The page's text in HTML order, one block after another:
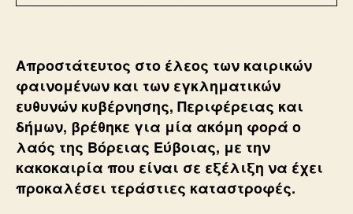
Απροστάτευτος στο έλεος των καιρικών
φαινομένων και των εγκληματικών
ευθυνών κυβέρνησης, Περιφέρειας και
δήμων, βρέθηκε για μία ακόμη φορά ο
λαός της Βόρειας Εύβοιας, με την
κακοκαιρία που είναι σε εξέλιξη να έχει
προκαλέσει τεράστιες καταστροφές.